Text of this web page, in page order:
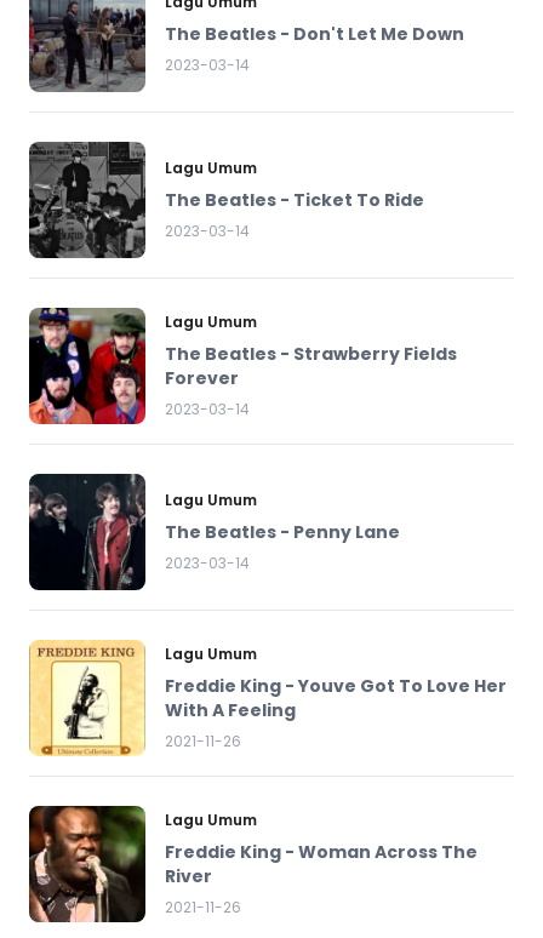
The Beatles - Don't Let Me Down
2023-03-14
Lagu Umum
The Beatles - Ticket To Ride
2023-03-14
Lagu Umum
The Beatles - Strawberry Fields
Forever
2023-03-14
Lagu Umum
The Beatles - Penny Lane
2023-03-14
Lagu Umum
Freddie King - Youve Got To Love Her
With A Feeling
2021-11-26
Lagu Umum
Freddie King - Woman Across The
River
2021-11-26